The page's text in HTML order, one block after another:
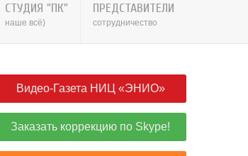
СТУДИЯ "ПК"
наше всё)
ПРЕДСТАВИТЕЛИ
сотрудничество
Видео-Газета НИЦ «ЭНИО»
Заказать коррекцию по Skype!